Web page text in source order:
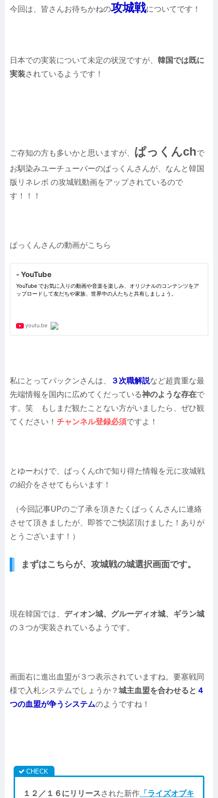
今回は、皆さんお待ちかねの攻城戦についてです！
日本での実装について未定の状況ですが、 韓国では既に
実装されているようです！
ご存知の方も多いかと思いますが、 ぱっくんchで
お馴染みユーチューバーのぱっくんさんが、なんと韓国
版リネレボ の攻城戦動画をアップされているので
す！！！
ぱっくんさんの動画がこちら
私にとってパックンさんは、 ３次職解説など超貴重な最
先端情報を国内に広めてくだっている神のような存在で
す。笑 もしまだ観たことない方がいましたら、ぜひ観
てください！ チャンネル登録必須ですよ！
とゆーわけで、ぱっくんchで知り得た情報を元に攻城戦
の紹介をさせてもらいます！
（今回記事UPのご了承を頂きたくぱっくんさんに連絡
させて頂きましたが、即答でご快諾頂けました！ありが
とうございます！）
まずはこちらが、攻城戦の城選択画面です。
現在韓国では、 ディオン城、グルーディオ城、ギラン城
の３つが実装されているようです。
画面右に進出血盟が３つ表示されていますね。要塞戦同
様で入札システムでしょうか？ 城主血盟を合わせると ４
つの血盟が争うシステムのようですね！
１２／１６にリリースされた新作 「ライズオブキ